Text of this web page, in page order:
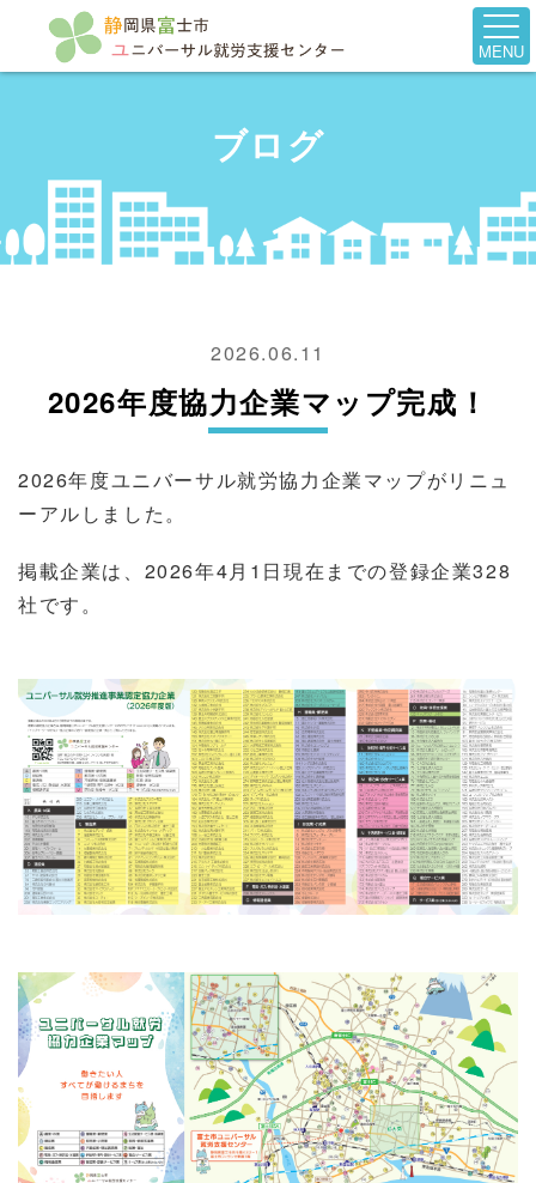
MENU
ブログ
2026.06.11
2026年度協力企業マップ完成！
2026年度ユニバーサル就労協力企業マップがリニュ
ーアルしました。
掲載企業は、2026年4月1日現在までの登録企業328
社です。